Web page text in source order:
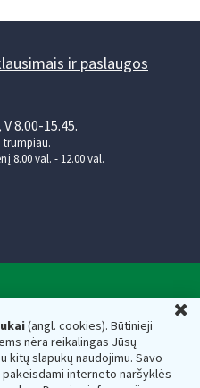
(angl. cookies). Būtinieji
nėra reikalingas Jūsų
kitų slapukų naudojimu. Savo
interneto naršyklės
ir paslaugos
8.00-15.45.
trumpiau.
8.00 val. - 12.00 val.
prie Lietuvos
kodas — 188659752,
Vilnius, Lietuva, el.paštas:
188659752